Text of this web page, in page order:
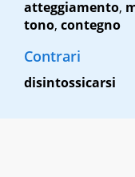
atteggiamento,
tono, contegno
Contrari
disintossicarsi